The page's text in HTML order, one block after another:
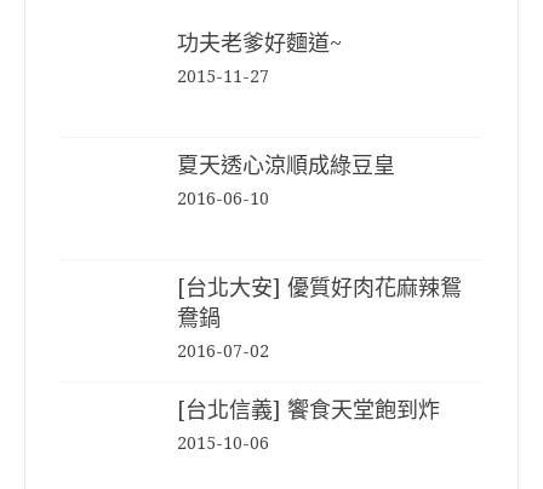
功夫老爹好麵道~
2015-11-27
夏天透心涼順成綠豆皇
2016-06-10
[台北大安] 優質好肉花麻辣鴛
鴦鍋
2016-07-02
[台北信義] 饗食天堂飽到炸
2015-10-06